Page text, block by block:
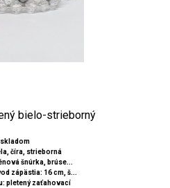
bielo-strieborný
skladom
číra, strieborná
šnúrka, brúse...
zápästia: 16 cm, š...
pletený zaťahovací